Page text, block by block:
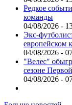
Редкое
команды
04/08/2026 -
Экс-
европейском
04/08/2026 -
"Велес"
сезоне
04/08/2026 -